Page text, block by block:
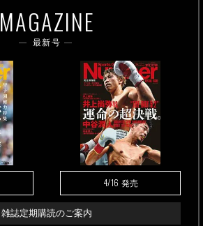
MAGAZINE
最新号
4/16 発売
雑誌定期購読のご案内